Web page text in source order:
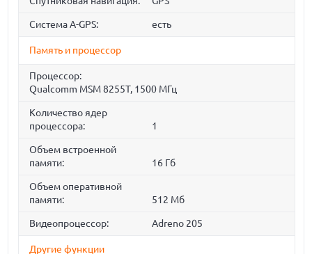
Cистема A-GPS: есть
Память и процессор
Процессор:
Qualcomm MSM 8255T, 1500 МГц
Количество ядер
процессора:
1
Объем встроенной
памяти:
16 Гб
Объем оперативной
памяти:
512 Мб
Видеопроцессор: Adreno 205
Другие функции